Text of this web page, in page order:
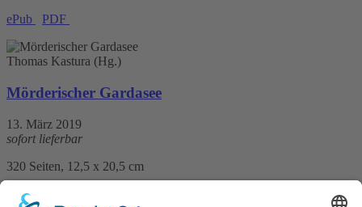
ePub
PDF
Thomas Kastura (Hg.)
Mörderischer Gardasee
13. März 2019
sofort lieferbar
320 Seiten, 12,5 x 20,5 cm
Print 14,– € / E-Book 9,99 €